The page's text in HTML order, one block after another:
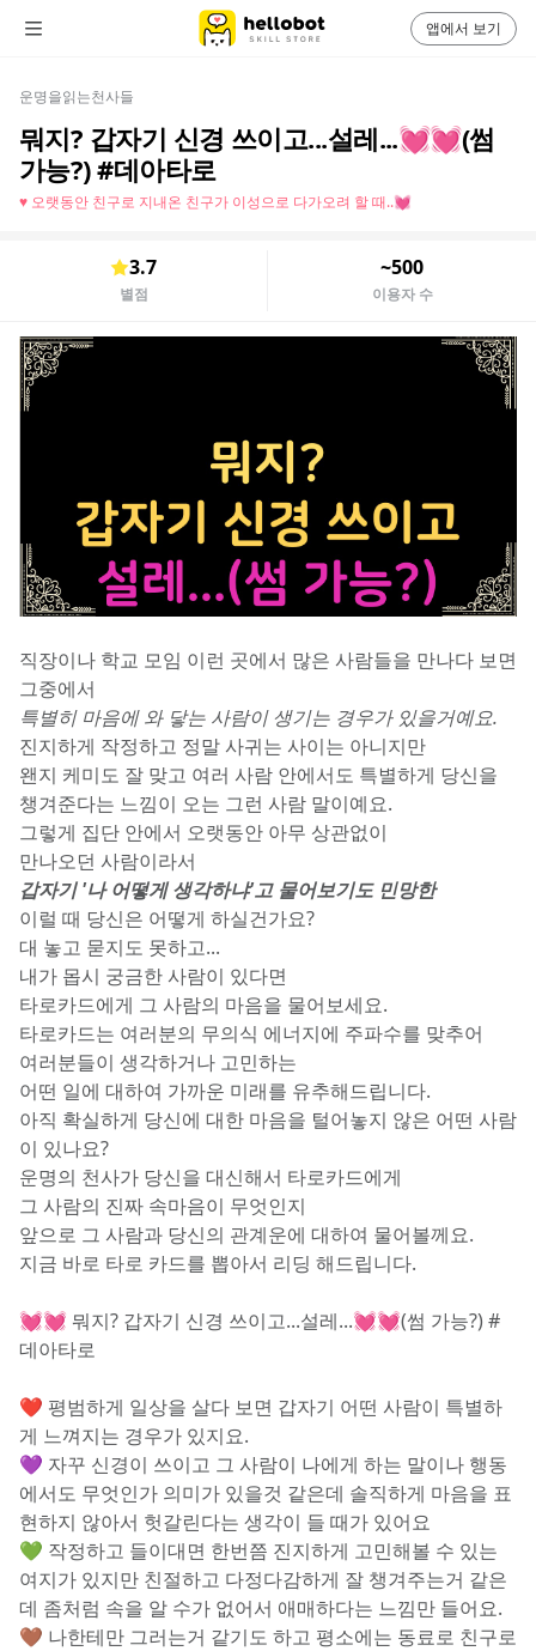
운명을읽는천사들
뭐지? 갑자기 신경 쓰이고...설레...💓💓(썸
가능?) #데아타로
♥ 오랫동안 친구로 지내온 친구가 이성으로 다가오려 할 때..💓
3.7
별점
~500
이용자 수
직장이나 학교 모임 이런 곳에서 많은 사람들을 만나다 보면
그중에서
특별히 마음에 와 닿는 사람이 생기는 경우가 있을거예요.
진지하게 작정하고 정말 사귀는 사이는 아니지만
왠지 케미도 잘 맞고 여러 사람 안에서도 특별하게 당신을
챙겨준다는 느낌이 오는 그런 사람 말이예요.
그렇게 집단 안에서 오랫동안 아무 상관없이
만나오던 사람이라서
갑자기 '나 어떻게 생각하냐'고 물어보기도 민망한
이럴 때 당신은 어떻게 하실건가요?
대 놓고 묻지도 못하고...
내가 몹시 궁금한 사람이 있다면
타로카드에게 그 사람의 마음을 물어보세요.
타로카드는 여러분의 무의식 에너지에 주파수를 맞추어
여러분들이 생각하거나 고민하는
어떤 일에 대하여 가까운 미래를 유추해드립니다.
아직 확실하게 당신에 대한 마음을 털어놓지 않은 어떤 사람
이 있나요?
운명의 천사가 당신을 대신해서 타로카드에게
그 사람의 진짜 속마음이 무엇인지
앞으로 그 사람과 당신의 관계운에 대하여 물어볼께요.
지금 바로 타로 카드를 뽑아서 리딩 해드립니다.
💓💓 뭐지? 갑자기 신경 쓰이고...설레...💓💓(썸 가능?) #
데아타로
❤️ 평범하게 일상을 살다 보면 갑자기 어떤 사람이 특별하
게 느껴지는 경우가 있지요.
💜 자꾸 신경이 쓰이고 그 사람이 나에게 하는 말이나 행동
에서도 무엇인가 의미가 있을것 같은데 솔직하게 마음을 표
현하지 않아서 헛갈린다는 생각이 들 때가 있어요
💚 작정하고 들이대면 한번쯤 진지하게 고민해볼 수 있는
여지가 있지만 친절하고 다정다감하게 잘 챙겨주는거 같은
데 좀처럼 속을 알 수가 없어서 애매하다는 느낌만 들어요.
🤎 나한테만 그러는거 같기도 하고 평소에는 동료로 친구로
앱에서 보기